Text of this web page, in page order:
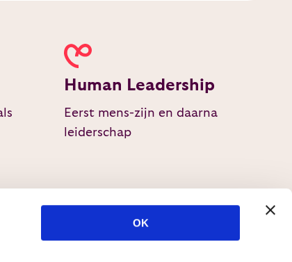
OK
Human Leadership
Eerst mens-zijn en daarna
leiderschap